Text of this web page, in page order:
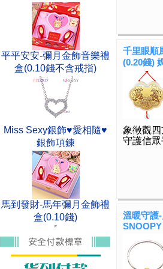
平平安安-彌月金飾音樂禮
盒(0.10錢不含戒指)
Miss Sexy銀飾♥愛相隨♥
銀飾項鍊
馬到發財-馬年彌月金飾禮
盒(0.10錢)
千里眼順
(0.20錢)
象徵觀
守護信
溫暖守護
SNOOPY